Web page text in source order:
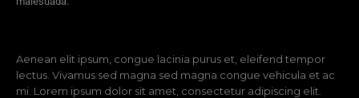
Aenean elit ipsum, congue lacinia purus et, eleifend tempor
lectus. Vivamus sed magna sed magna congue vehicula et ac
mi. Lorem ipsum dolor sit amet, consectetur adipiscing elit.